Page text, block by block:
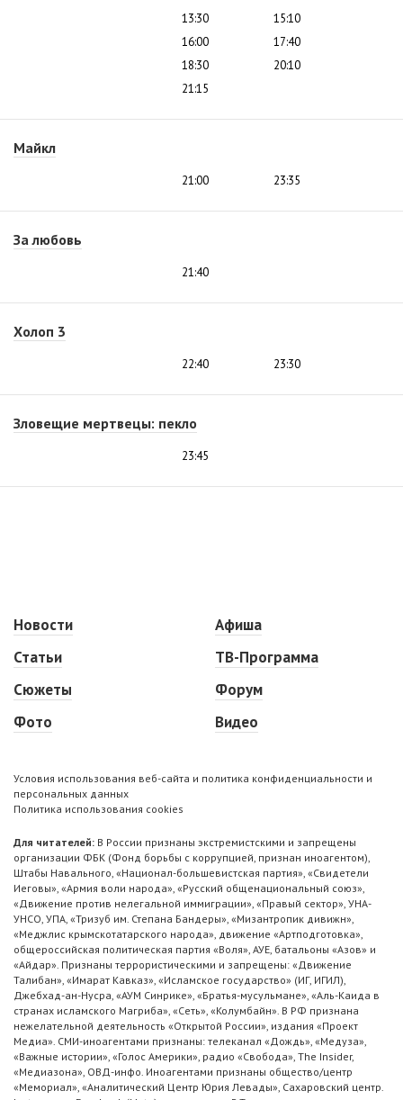
13:30
15:10
16:00
17:40
18:30
20:10
21:15
Майкл
21:00 23:35
За любовь
21:40
Холоп 3
22:40 23:30
Зловещие мертвецы: пекло
23:45
Новости
Статьи
Сюжеты
Фото
Афиша
ТВ-Программа
Форум
Видео
Условия использования веб-сайта и политика конфиденциальности и
персональных данных
Политика использования cookies
Для читателей: В России признаны экстремистскими и запрещены
организации ФБК (Фонд борьбы с коррупцией, признан иноагентом),
Штабы Навального, «Национал-большевистская партия», «Свидетели
Иеговы», «Армия воли народа», «Русский общенациональный союз»,
«Движение против нелегальной иммиграции», «Правый сектор», УНА-
УНСО, УПА, «Тризуб им. Степана Бандеры», «Мизантропик дивижн»,
«Меджлис крымскотатарского народа», движение «Артподготовка»,
общероссийская политическая партия «Воля», АУЕ, батальоны «Азов» и
«Айдар». Признаны террористическими и запрещены: «Движение
Талибан», «Имарат Кавказ», «Исламское государство» (ИГ, ИГИЛ),
Джебхад-ан-Нусра, «АУМ Синрике», «Братья-мусульмане», «Аль-Каида в
странах исламского Магриба», «Сеть», «Колумбайн». В РФ признана
нежелательной деятельность «Открытой России», издания «Проект
Медиа». СМИ-иноагентами признаны: телеканал «Дождь», «Медуза»,
«Важные истории», «Голос Америки», радио «Свобода», The Insider,
«Медиазона», ОВД-инфо. Иноагентами признаны общество/центр
«Мемориал», «Аналитический Центр Юрия Левады», Сахаровский центр.